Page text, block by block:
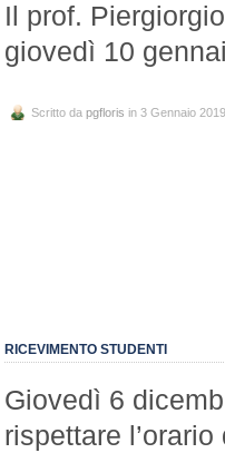
Il prof.
giovedì 10
Scritto da pgfloris in 3 Gennaio 2019
RICEVIMENTO STUDENTI
Giovedì 6
rispettare